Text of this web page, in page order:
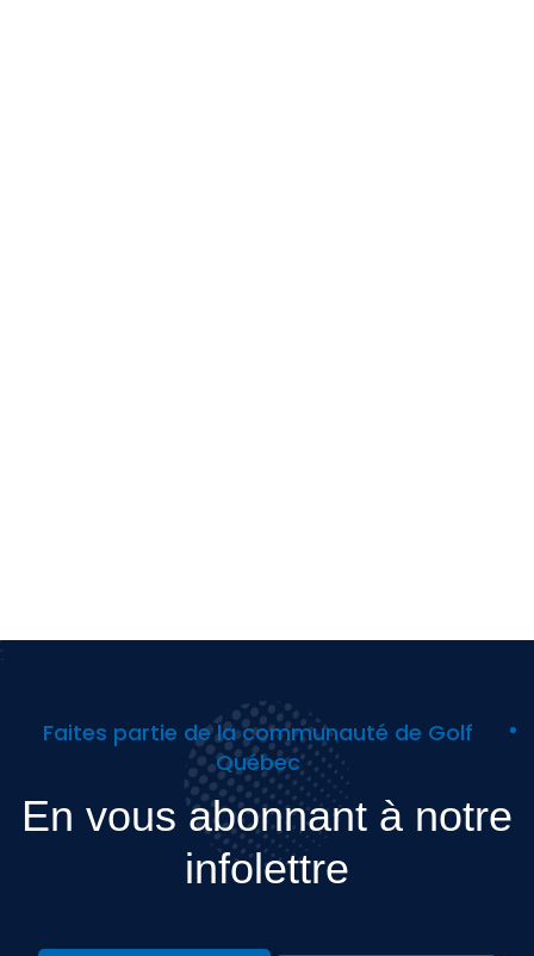
Faites partie de la communauté de Golf
Québec
En vous abonnant à notre
infolettre